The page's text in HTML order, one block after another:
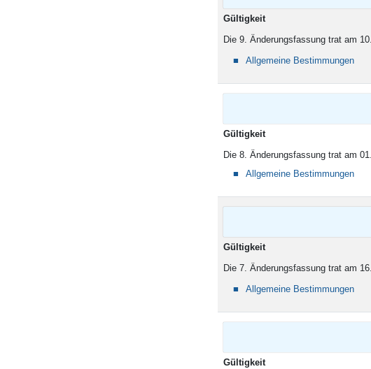
Gültigkeit
Die 9. Änderungsfassung trat am
Allgemeine Bestimmungen
Gültigkeit
Die 8. Änderungsfassung trat am
Allgemeine Bestimmungen
Gültigkeit
Die 7. Änderungsfassung trat am
Allgemeine Bestimmungen
Gültigkeit